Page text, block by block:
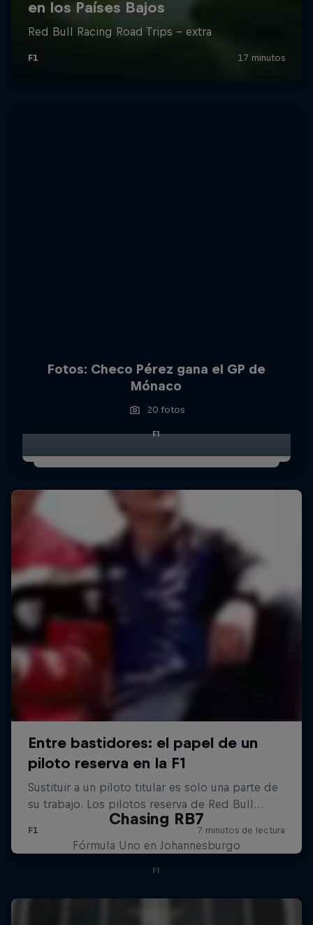
Fotos: Checo Pérez gana el GP de
Mónaco
20 fotos
F1
Chasing RB7
Fórmula Uno en Johannesburgo
F1